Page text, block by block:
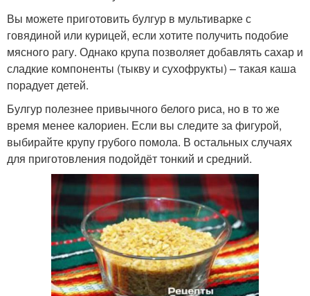
Вы можете приготовить булгур в мультиварке с
говядиной или курицей, если хотите получить подобие
мясного рагу. Однако крупа позволяет добавлять сахар и
сладкие компоненты (тыкву и сухофрукты) – такая каша
порадует детей.
Булгур полезнее привычного белого риса, но в то же
время менее калориен. Если вы следите за фигурой,
выбирайте крупу грубого помола. В остальных случаях
для приготовления подойдёт тонкий и средний.